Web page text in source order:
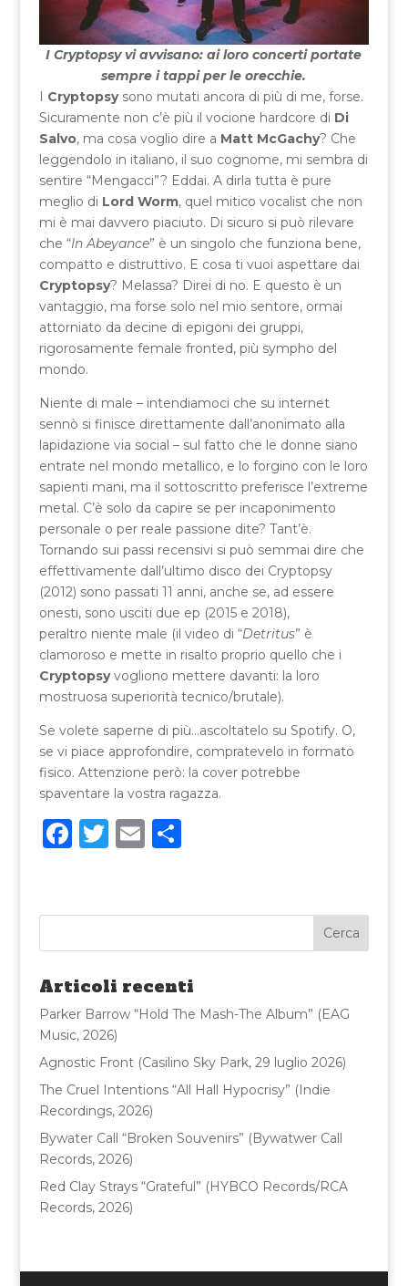
I Cryptopsy vi avvisano: ai loro concerti portate
sempre i tappi per le orecchie.
I Cryptopsysono mutati ancora di più di me, forse.
Sicuramente non c’è più il vocione hardcore di Di
Salvo, ma cosa voglio dire a Matt McGachy? Che
leggendolo in italiano, il suo cognome, mi sembra di
sentire “Mengacci”? Eddai. A dirla tutta è pure
meglio di Lord Worm, quel mitico vocalist che non
mi è mai davvero piaciuto. Di sicuro si può rilevare
che “In Abeyance” è un singolo che funziona bene,
compatto e distruttivo. E cosa ti vuoi aspettare dai
Cryptopsy? Melassa? Direi di no. E questo è un
vantaggio, ma forse solo nel mio sentore, ormai
attorniato da decine di epigoni dei gruppi,
rigorosamente female fronted, più sympho del
mondo.
Niente di male – intendiamoci che su internet
sennò si finisce direttamente dall’anonimato alla
lapidazione via social – sul fatto che le donne siano
entrate nel mondo metallico, e lo forgino con le loro
sapienti mani, ma il sottoscritto preferisce l’extreme
metal. C’è solo da capire se per incaponimento
personale o per reale passione dite? Tant’è.
Tornando sui passi recensivi si può semmai dire che
effettivamente dall’ultimo disco dei Cryptopsy
(2012) sono passati 11 anni, anche se, ad essere
onesti, sono usciti due ep (2015 e 2018),
peraltro niente male (il video di “Detritus” è
clamoroso e mette in risalto proprio quello che i
Cryptopsyvogliono mettere davanti: la loro
mostruosa superiorità tecnico/brutale).
Se volete saperne di più…ascoltatelo su Spotify. O,
se vi piace approfondire, compratevelo in formato
fisico. Attenzione però: la cover potrebbe
spaventare la vostra ragazza.
F
e
b
o
o
k
T
te
r
E
l
C
di
vi
di
Articoli recenti
Parker Barrow “Hold The Mash-The Album” (EAG
Music, 2026)
Agnostic Front (Casilino Sky Park, 29 luglio 2026)
The Cruel Intentions “All Hall Hypocrisy” (Indie
Recordings, 2026)
Bywater Call “Broken Souvenirs” (Bywatwer Call
Records, 2026)
Red Clay Strays “Grateful” (HYBCO Records/RCA
Records, 2026)